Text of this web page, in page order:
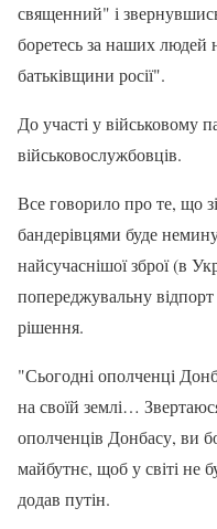
священний" і
боретесь за наших людей
батьківщини росії".
До участі у військовому
військовослужбовців.
Все говорило про те, що
бандерівцями буде
найсучаснішої зброї (в
попереджувальну відпорт
рішення.
"Сьогодні ополченці
на своїй землі…
ополченців Донбасу, ви
майбутнє, щоб у світі не
додав путін.